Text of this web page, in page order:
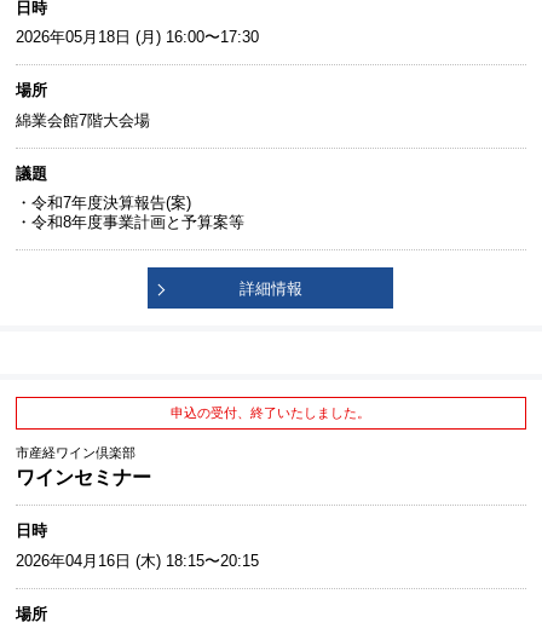
日時
2026年05月18日 (月) 16:00〜17:30
場所
綿業会館7階大会場
議題
・令和7年度決算報告(案)
・令和8年度事業計画と予算案等
詳細情報
申込の受付、終了いたしました。
市産経ワイン倶楽部
ワインセミナー
日時
2026年04月16日 (木) 18:15〜20:15
場所